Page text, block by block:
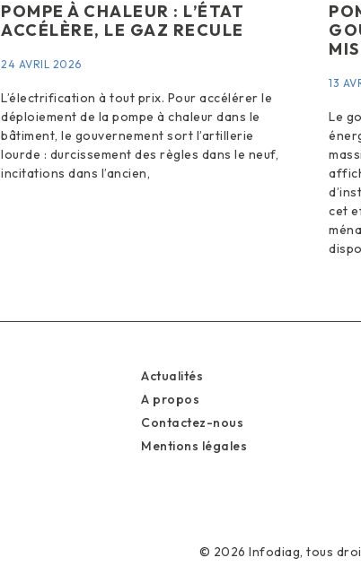
POMPE À CHALEUR : L’ÉTAT
ACCÉLÈRE, LE GAZ RECULE
24 AVRIL 2026
L’électrification à tout prix. Pour accélérer le
déploiement de la pompe à chaleur dans le
bâtiment, le gouvernement sort l’artillerie
lourde : durcissement des règles dans le neuf,
incitations dans l’ancien,
13
Le
cet
Actualités
A propos
Contactez-nous
Mentions légales
© 2026 Infodiag, tous